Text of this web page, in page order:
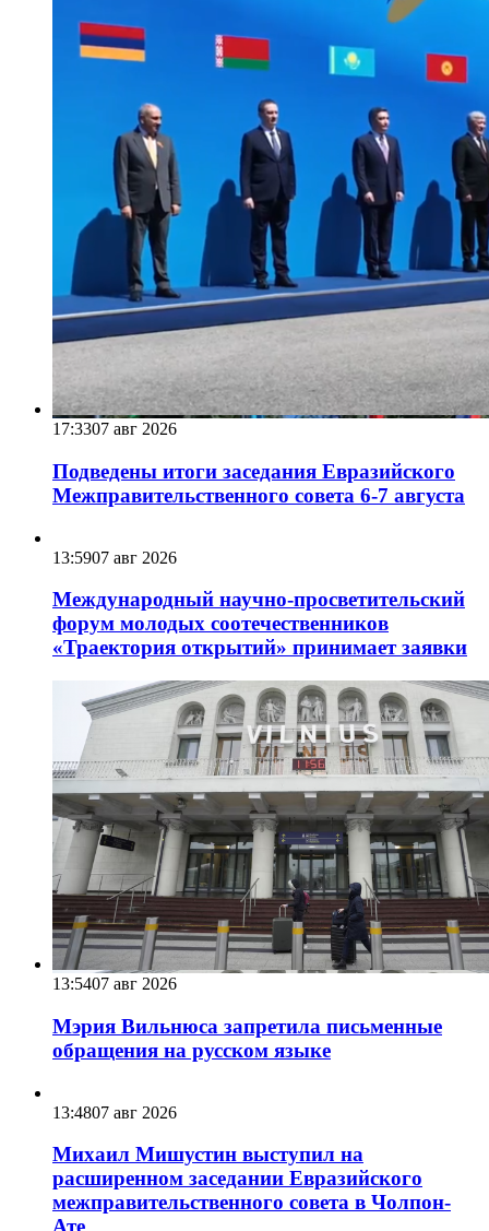
17:3307 авг 2026
Подведены итоги заседания Евразийского
Межправительственного совета 6-7 августа
13:5907 авг 2026
Международный научно-просветительский
форум молодых соотечественников
«Траектория открытий» принимает заявки
13:5407 авг 2026
Мэрия Вильнюса запретила письменные
обращения на русском языке
13:4807 авг 2026
Михаил Мишустин выступил на
расширенном заседании Евразийского
межправительственного совета в Чолпон-